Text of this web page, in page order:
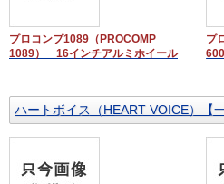
プロコンプ1089（PROCOMP
1089） 16インチアルミホイール
プ
ハートボイス（HEART VOICE）【一